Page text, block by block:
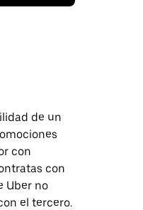
de un
con
con
Uber no
el tercero.